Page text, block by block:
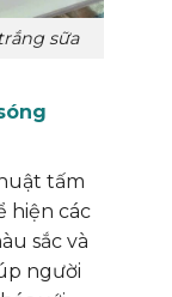
sữa
tấm
hiện các
sắc và
người